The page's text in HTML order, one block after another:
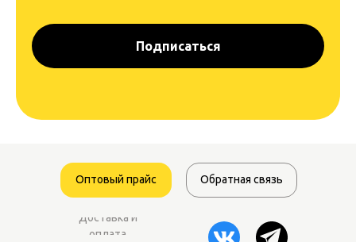
Подписаться
Доставка и
оплата
Оптовый прайс Обратная связь